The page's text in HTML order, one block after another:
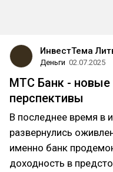
ИнвестТема
Деньги 02.07.2025
МТС Банк - новые
перспективы
В последнее время в
развернулись
именно банк
доходность в